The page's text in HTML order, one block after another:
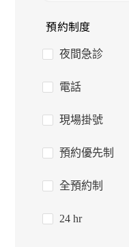
預約制度
夜間急診
電話
現場掛號
預約優先制
全預約制
24 hr